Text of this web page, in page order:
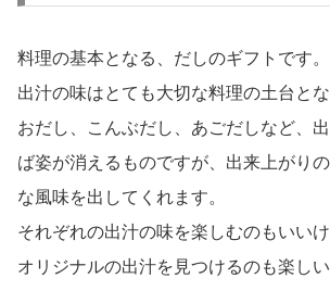
料理の基本となる、だしのギフトです。
出汁の味はとても大切な料理の土台と
おだし、こんぶだし、あごだしなど、
ば姿が消えるものですが、出来上がり
な風味を出してくれます。
それぞれの出汁の味を楽しむのもいい
オリジナルの出汁を見つけるのも楽し